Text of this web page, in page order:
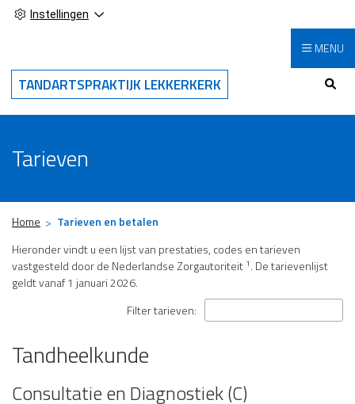
Instellingen
TANDARTSPRAKTIJK LEKKERKERK
MENU
Tarieven
Home
Tarieven en betalen
Hieronder vindt u een lijst van prestaties, codes en tarieven
vastgesteld door de Nederlandse Zorgautoriteit 1. De tarievenlijst
geldt vanaf 1 januari 2026.
Filter tarieven:
Tandheelkunde
Consultatie en Diagnostiek (C)